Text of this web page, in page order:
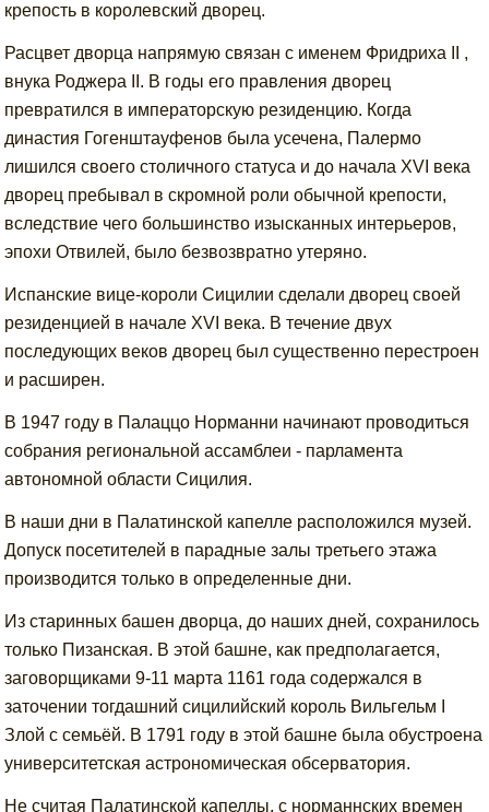
крепость в королевский дворец.
Расцвет дворца напрямую связан с именем Фридриха II ,
внука Роджера II. В годы его правления дворец
превратился в императорскую резиденцию. Когда
династия Гогенштауфенов была усечена, Палермо
лишился своего столичного статуса и до начала XVI века
дворец пребывал в скромной роли обычной крепости,
вследствие чего большинство изысканных интерьеров,
эпохи Отвилей, было безвозвратно утеряно.
Испанские вице-короли Сицилии сделали дворец своей
резиденцией в начале XVI века. В течение двух
последующих веков дворец был существенно перестроен
и расширен.
В 1947 году в Палаццо Норманни начинают проводиться
собрания региональной ассамблеи - парламента
автономной области Сицилия.
В наши дни в Палатинской капелле расположился музей.
Допуск посетителей в парадные залы третьего этажа
производится только в определенные дни.
Из старинных башен дворца, до наших дней, сохранилось
только Пизанская. В этой башне, как предполагается,
заговорщиками 9-11 марта 1161 года содержался в
заточении тогдашний сицилийский король Вильгельм I
Злой с семьёй. В 1791 году в этой башне была обустроена
университетская астрономическая обсерватория.
Не считая Палатинской капеллы, с норманнских времен